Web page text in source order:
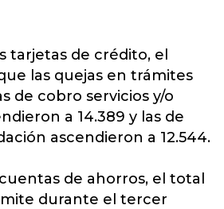
tarjetas de crédito, el
las quejas en trámites
de cobro servicios y/o
a 14.389 y las de
ascendieron a 12.544.
de ahorros, el total
durante el tercer